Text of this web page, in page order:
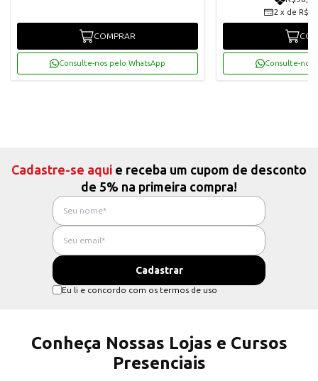
COMPRAR
Consulte-nos pelo WhatsApp
2 x de
Consulte-nos
Cadastre-se aqui e receba um cupom de desconto
de 5% na primeira compra!
Eu li e concordo com os termos de uso
Conheça Nossas Lojas e Cursos
Presenciais